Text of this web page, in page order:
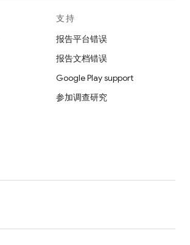
支持
报告平台错误
报告文档错误
Google Play support
参加调查研究